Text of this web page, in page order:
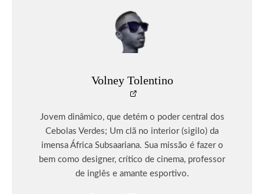
Volney Tolentino
Jovem dinâmico, que detém o poder central dos
Cebolas Verdes; Um clã no interior (sigilo) da
imensa África Subsaariana. Sua missão é fazer o
bem como designer, crítico de cinema, professor
de inglês e amante esportivo.